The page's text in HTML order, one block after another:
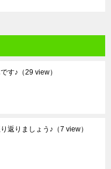
す♪ （29 view）
返りましょう♪ （7 view）